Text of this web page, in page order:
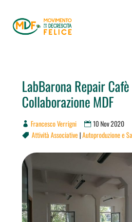
LabBarona Repair
Collaborazione MDF
Francesco Verrigni 10 Nov 2020
 Attività Associative|Autoproduzione e